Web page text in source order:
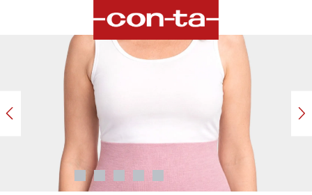
Bildergalerie überspringen